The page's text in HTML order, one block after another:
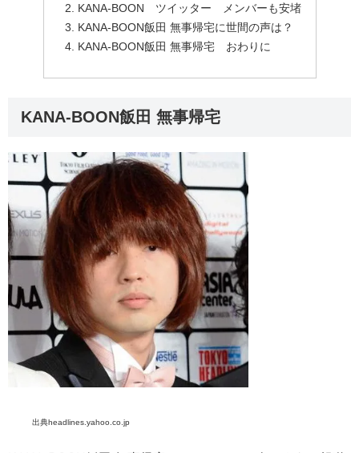
KANA-BOON ツイッター メンバーも安堵
KANA-BOON飯田 無事帰宅に世間の声は？
KANA-BOON飯田 無事帰宅 おわりに
KANA-BOON飯田 無事帰宅
出典headlines.yahoo.co.jp